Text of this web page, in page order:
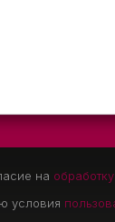
на
условия